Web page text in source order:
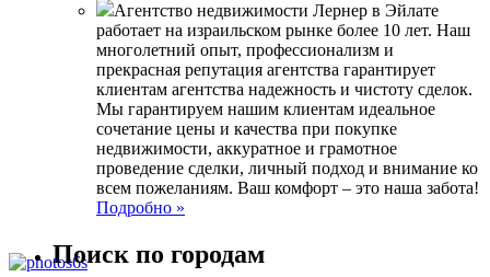
Агентство недвижимости Лернер в Эйлате
работает на израильском рынке более 10 лет. Наш
многолетний опыт, профессионализм и
прекрасная репутация агентства гарантирует
клиентам агентства надежность и чистоту сделок.
Мы гарантируем нашим клиентам идеальное
сочетание цены и качества при покупке
недвижимости, аккуратное и грамотное
проведение сделки, личный подход и внимание ко
всем пожеланиям. Ваш комфорт – это наша забота!
Подробно »
Поиск по городам